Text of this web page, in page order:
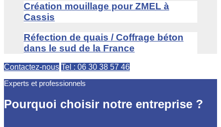
Création mouillage pour ZMEL à
Cassis
Réfection de quais / Coffrage béton
dans le sud de la France
Contactez-nous Tel : 06 30 38 57 46
Experts et professionnels
Pourquoi choisir notre entreprise ?